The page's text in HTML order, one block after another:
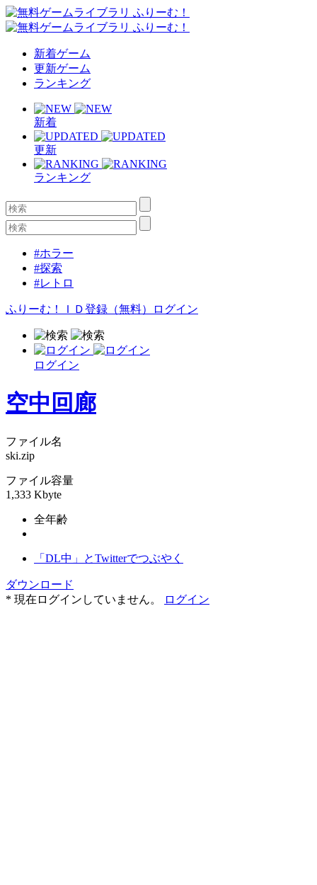
新着ゲーム
更新ゲーム
ランキング
新着
更新
ランキング
#ホラー
#探索
#レトロ
ふりーむ！ＩＤ登録（無料） ログイン
ログイン
空中回廊
ファイル名
ski.zip
ファイル容量
1,333 Kbyte
全年齢
「DL中」とTwitterでつぶやく
ダウンロード
* 現在ログインしていません。
ログイン